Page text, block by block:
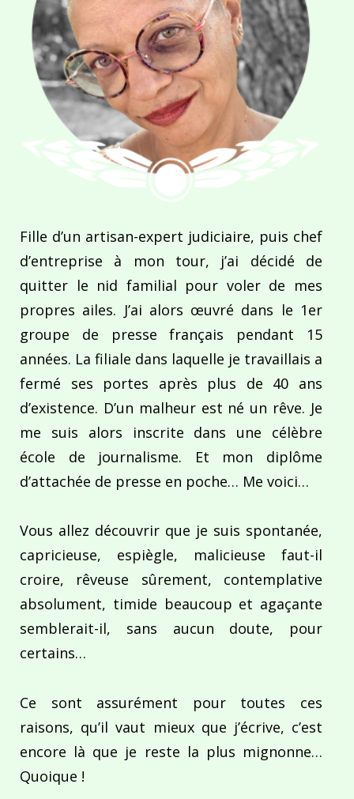
Fille d’un artisan-expert judiciaire, puis chef
d’entreprise à mon tour, j’ai décidé de
quitter le nid familial pour voler de mes
propres ailes. J’ai alors œuvré dans le 1er
groupe de presse français pendant 15
années. La filiale dans laquelle je travaillais a
fermé ses portes après plus de 40 ans
d’existence. D’un malheur est né un rêve. Je
me suis alors inscrite dans une célèbre
école de journalisme. Et mon diplôme
d’attachée de presse en poche… Me voici…
Vous allez découvrir que je suis spontanée,
capricieuse, espiègle, malicieuse faut-il
croire, rêveuse sûrement, contemplative
absolument, timide beaucoup et agaçante
semblerait-il, sans aucun doute, pour
certains…
Ce sont assurément pour toutes ces
raisons, qu’il vaut mieux que j’écrive, c’est
encore là que je reste la plus mignonne…
Quoique !